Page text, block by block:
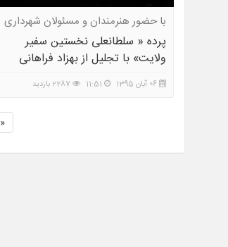
با حضور هنرمندان و مسئولان شهرداری
تهران
پرده « سلطانعلی نخستین سفیر
ولایت» با تجلیل از بهزاد فراهانی
گشوده شد
»